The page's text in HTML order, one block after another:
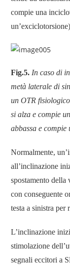
compie una
Fig.5. In caso di
metà laterale di
un OTR
si alza e compie
abbassa e compie
Normalmente,
all’inclinazione
spostamento
con conseguente
testa a sinistra
L’inclinazione
stimolazione
segnali eccitori a